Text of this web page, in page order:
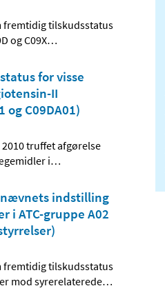
tilskudsstatus
og C09X…
for visse
II
og C09DA01)
truffet afgørelse
i…
indstilling
i ATC-gruppe A02
tilskudsstatus
mod syrerelaterede…